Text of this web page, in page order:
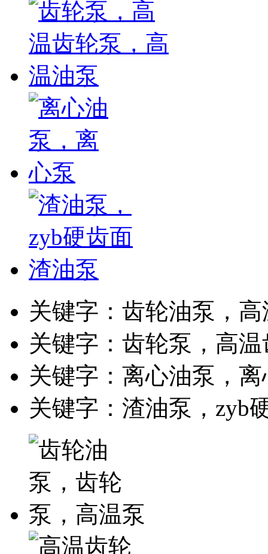
关键字：齿轮油泵，
关键字：齿轮泵，高
关键字：离心油泵，
关键字：渣油泵，zyb